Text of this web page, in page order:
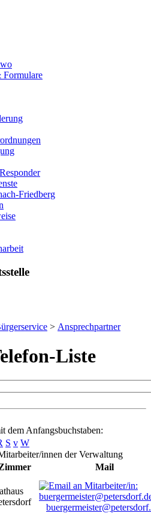
Formulare
Friedberg
> Ansprechpartner
Liste
dem Anfangsbuchstaben:
S v W
innen der Verwaltung
Mail